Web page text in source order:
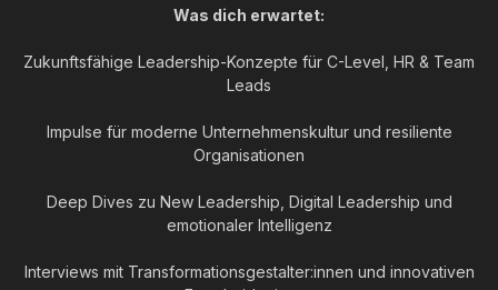
Was dich erwartet:
Zukunftsfähige Leadership-Konzepte für C-Level, HR & Team
Leads
Impulse für moderne Unternehmenskultur und resiliente
Organisationen
Deep Dives zu New Leadership, Digital Leadership und
emotionaler Intelligenz
Interviews mit Transformationsgestalter:innen und innovativen